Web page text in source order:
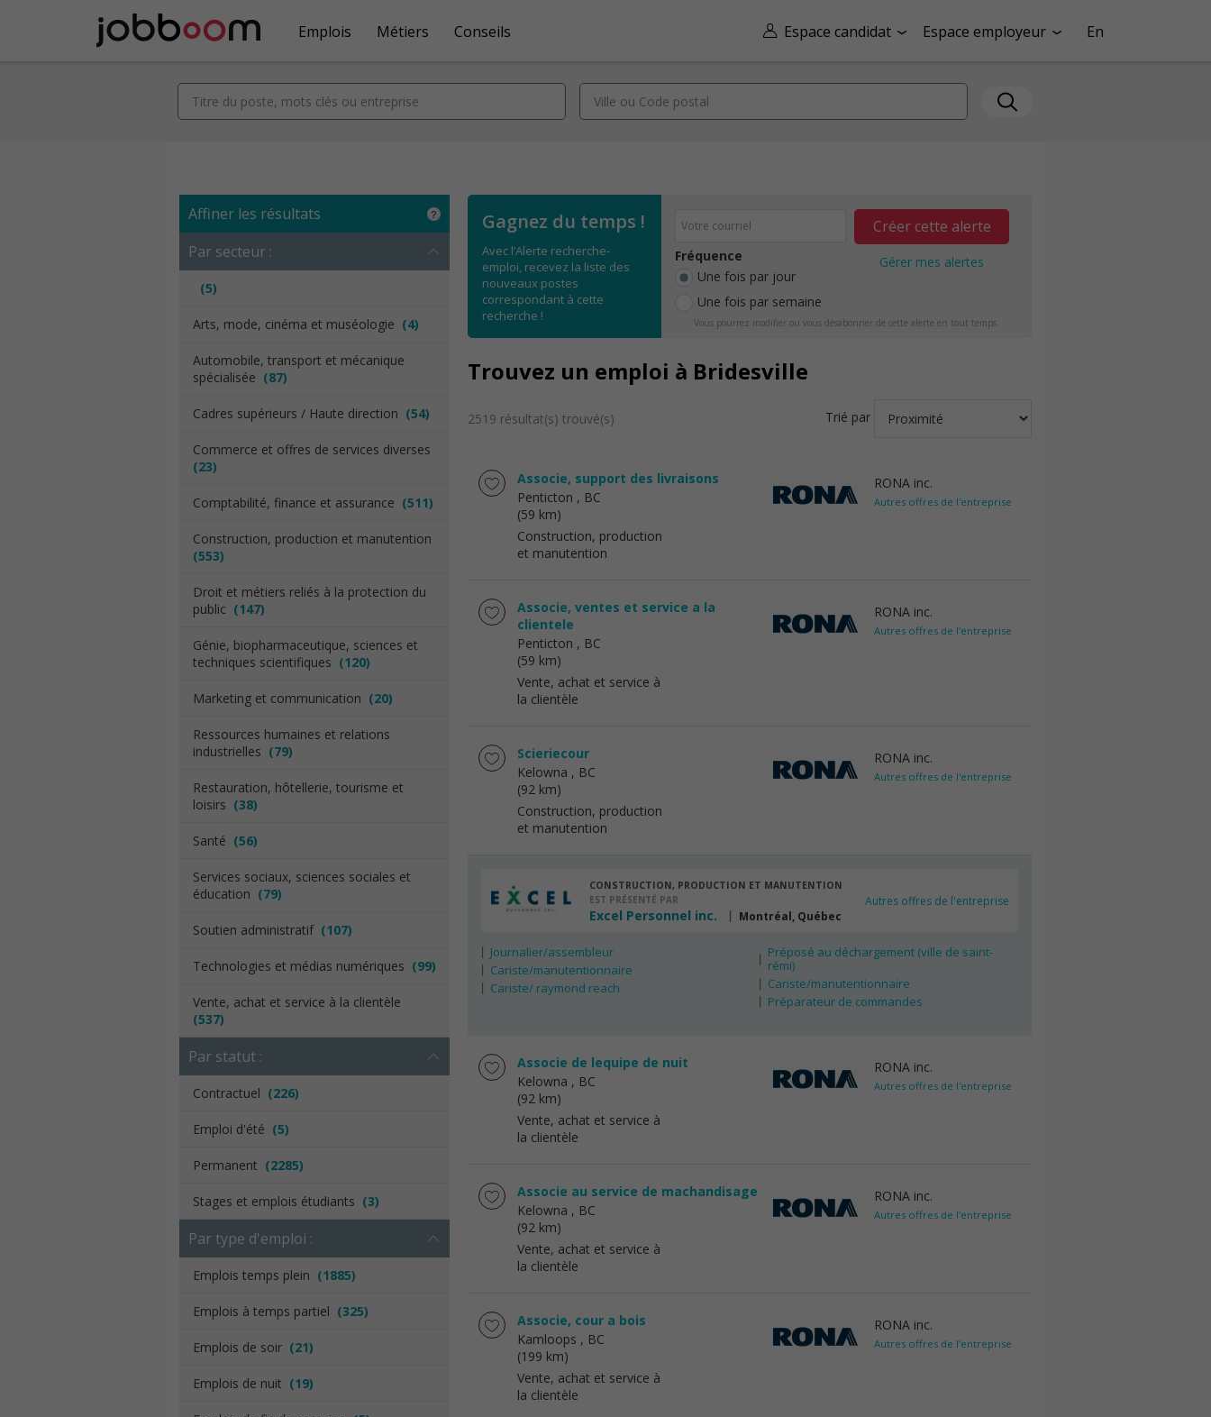
Espace candidat Espace employeur En
Emplois Métiers Conseils
Affiner les résultats
Par secteur :
(5)
Arts, mode, cinéma et muséologie (4)
Automobile, transport et mécanique
spécialisée (87)
Cadres supérieurs / Haute direction (54)
Commerce et offres de services diverses
(23)
Comptabilité, finance et assurance (511)
Construction, production et manutention
(553)
Droit et métiers reliés à la protection du
public (147)
Génie, biopharmaceutique, sciences et
techniques scientifiques (120)
Marketing et communication (20)
Ressources humaines et relations
industrielles (79)
Restauration, hôtellerie, tourisme et
loisirs (38)
Santé (56)
Services sociaux, sciences sociales et
éducation (79)
Soutien administratif (107)
Technologies et médias numériques (99)
Vente, achat et service à la clientèle
(537)
Par statut :
Contractuel (226)
Emploi d'été (5)
Permanent (2285)
Stages et emplois étudiants (3)
Par type d'emploi :
Emplois temps plein (1885)
Emplois à temps partiel (325)
Emplois de soir (21)
Emplois de nuit (19)
Gagnez du temps !
Avec l’Alerte recherche-
emploi, recevez la liste des
nouveaux postes
correspondant à cette
recherche !
Fréquence
Une fois par jour
Une fois par semaine
Créer cette alerte
Gérer mes alertes
Vous pourrez modifier ou vous désabonner de cette alerte en tout temps.
Trouvez un emploi à Bridesville
2519 résultat(s) trouvé(s) Trié par
Associe, support des livraisons
Penticton , BC
(59 km)
Construction, production
et manutention
RONA inc.
Autres offres de l'entreprise
Associe, ventes et service a la
clientele
Penticton , BC
(59 km)
Vente, achat et service à
la clientèle
RONA inc.
Autres offres de l'entreprise
Scieriecour
Kelowna , BC
(92 km)
Construction, production
et manutention
RONA inc.
Autres offres de l'entreprise
CONSTRUCTION, PRODUCTION ET MANUTENTION
EST PRÉSENTÉ PAR
Excel Personnel inc. Montréal, Québec
Autres offres de l'entreprise
Journalier/assembleur
Cariste/manutentionnaire
Cariste/ raymond reach
Préposé au déchargement (ville de saint-
rémi)
Cariste/manutentionnaire
Préparateur de commandes
Associe de lequipe de nuit
Kelowna , BC
(92 km)
Vente, achat et service à
la clientèle
RONA inc.
Autres offres de l'entreprise
Associe au service de machandisage
Kelowna , BC
(92 km)
Vente, achat et service à
la clientèle
RONA inc.
Autres offres de l'entreprise
Associe, cour a bois
Kamloops , BC
(199 km)
Vente, achat et service à
la clientèle
RONA inc.
Autres offres de l'entreprise